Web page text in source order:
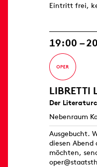
Eintritt frei,
19:00 –
LIBRETTI
Der
Nebenraum
Ausgebucht.
diesen Abend
möchten,